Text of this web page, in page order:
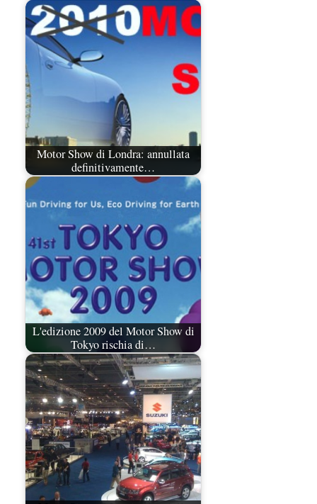
Motor Show di Londra: annullata
definitivamente…
L'edizione 2009 del Motor Show di
Tokyo rischia di…